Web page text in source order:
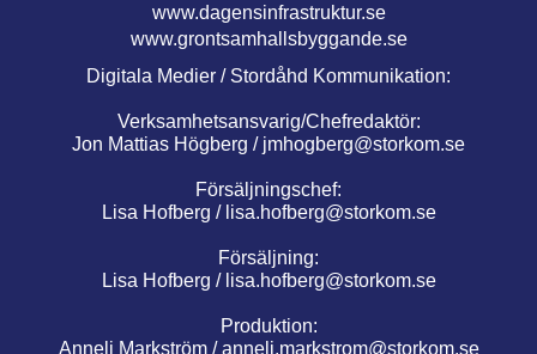
www.dagensinfrastruktur.se
www.grontsamhallsbyggande.se
Digitala Medier / Stordåhd Kommunikation:
Verksamhetsansvarig/Chefredaktör:
Jon Mattias Högberg / jmhogberg@storkom.se
Försäljningschef:
Lisa Hofberg / lisa.hofberg@storkom.se
Försäljning:
Lisa Hofberg / lisa.hofberg@storkom.se
Produktion:
Anneli Markström /anneli.markstrom@storkom.se